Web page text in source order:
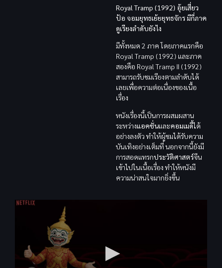
Royal Tramp (1992) อุ้ยเสี่ยว
ป้อ จอมยุทธเย้ยยุทธจักร มีกี่ภาค
ดูเรียงลำดับยังไง
มีทั้งหมด 2 ภาค โดยภาคแรกคือ
Royal Tramp (1992) และภาค
สองคือ Royal Tramp II (1992)
สามารถรับชมเรียงตามลำดับได้
เลยเพื่อความต่อเนื่องของเนื้อ
เรื่อง
หนังเรื่องนี้เป็นการผสมผสาน
ระหว่างแอคชั่นและคอมเมดี้ได้
อย่างลงตัว ทำให้ผู้ชมได้รับความ
บันเทิงอย่างเต็มที่ นอกจากนี้ยังมี
การสอดแทรกประวัติศาสตร์จีน
เข้าไปในเนื้อเรื่อง ทำให้หนังมี
ความน่าสนใจมากยิ่งขึ้น